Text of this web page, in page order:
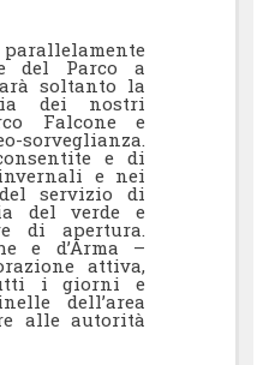
del Parco a
soltanto la
dei nostri
Falcone e
sorveglianza.
e di
e nei
servizio di
del verde e
di apertura.
e d’Arma –
attiva,
i giorni e
dell’area
alle autorità